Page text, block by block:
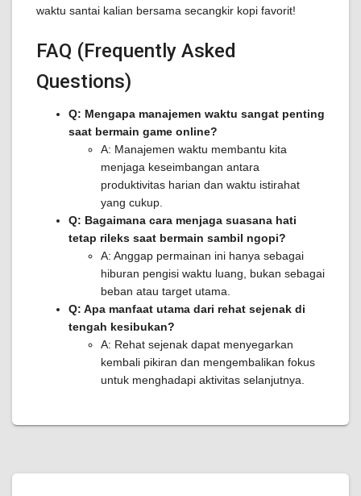
waktu santai kalian bersama secangkir kopi favorit!
FAQ (Frequently Asked
Questions)
Q: Mengapa manajemen waktu sangat penting
saat bermain game online?
A: Manajemen waktu membantu kita
menjaga keseimbangan antara
produktivitas harian dan waktu istirahat
yang cukup.
Q: Bagaimana cara menjaga suasana hati
tetap rileks saat bermain sambil ngopi?
A: Anggap permainan ini hanya sebagai
hiburan pengisi waktu luang, bukan sebagai
beban atau target utama.
Q: Apa manfaat utama dari rehat sejenak di
tengah kesibukan?
A: Rehat sejenak dapat menyegarkan
kembali pikiran dan mengembalikan fokus
untuk menghadapi aktivitas selanjutnya.